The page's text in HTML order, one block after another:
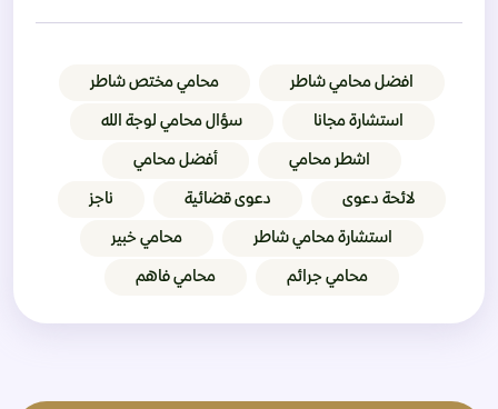
افضل محامي شاطر محامي مختص شاطر
استشارة مجانا سؤال محامي لوجة الله
اشطر محامي أفضل محامي
لائحة دعوى دعوى قضائية ناجز
استشارة محامي شاطر محامي خبير
محامي جرائم محامي فاهم